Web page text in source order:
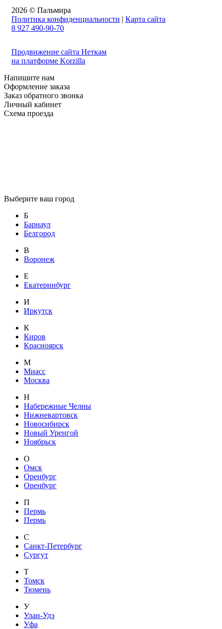
2026 © Пальмира
Политика конфиденциальности | Карта сайта
8 927 490-90-70
Продвижение сайта Неткам
на платформе Korzilla
Напишите нам
Оформление заказа
Заказ обратного звонка
Личный кабинет
Схема проезда
Выберите ваш город
Б
Барнаул
Белгород
В
Воронеж
Е
Екатеринбург
И
Иркутск
К
Киров
Красноярск
М
Миасс
Москва
Н
Набережные Челны
Нижневартовск
Новосибирск
Новый Уренгой
Ноябрьск
О
Омск
Оренбург
Оренбург
П
Пермь
Пермь
С
Санкт-Петербург
Сургут
Т
Томск
Тюмень
У
Улан-Удэ
Уфа